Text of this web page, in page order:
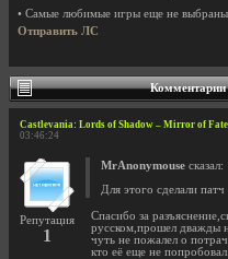
• Самые любимые игры еще не выбраны.
Отправить ЛС
Комментарии
Castlevania: Lords of Shadow – Mirror of
03:46:24
Репутация
1
MrAnonymouse сказал:
Для этого сделали
Спасибо за
русском,прошел дважды
чуть не пожалел о
кто её еще не попробовал.